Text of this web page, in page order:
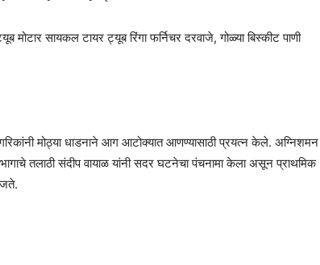
मोटार सायकल टायर ट्यूब रिंगा फर्निचर दरवाजे, गोळ्या बिस्कीट पाणी
मोठ्या धाडनाने आग आटोक्यात आणण्यासाठी प्रयत्न केले. अग्निशमन
तलाठी संदीप वायाळ यांनी सदर घटनेचा पंचनामा केला असून प्राथमिक